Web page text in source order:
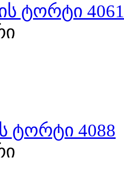
ტორტი 4061
ტორტი 4088